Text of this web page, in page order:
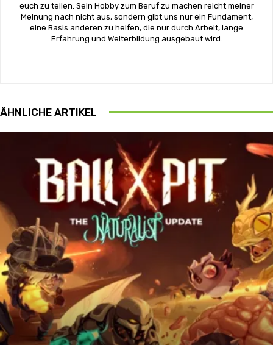
euch zu teilen. Sein Hobby zum Beruf zu machen reicht meiner
Meinung nach nicht aus, sondern gibt uns nur ein Fundament,
eine Basis anderen zu helfen, die nur durch Arbeit, lange
Erfahrung und Weiterbildung ausgebaut wird.
ÄHNLICHE ARTIKEL